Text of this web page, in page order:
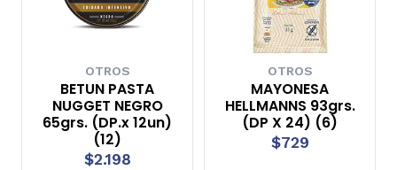
OTROS
BETUN PASTA
NUGGET NEGRO
65grs. (DP.x 12un)
(12)
$2.198
OTROS
MAYONESA
HELLMANNS 93grs.
(DP X 24) (6)
$729